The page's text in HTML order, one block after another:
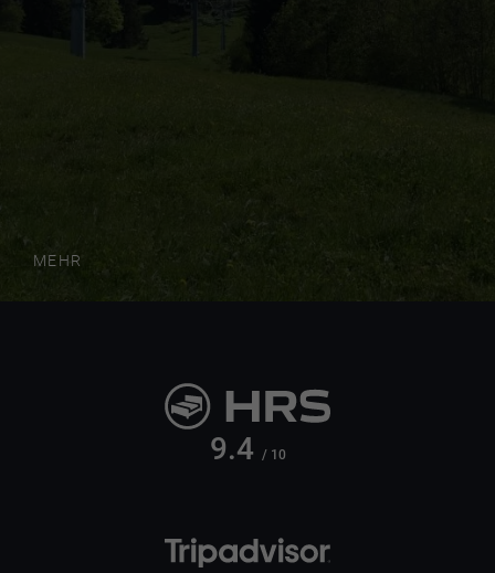
MEHR
9.4 / 10